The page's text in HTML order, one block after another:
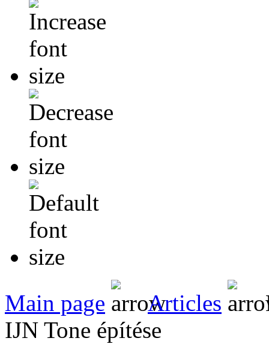
Main page Articles
IJN Tone építése